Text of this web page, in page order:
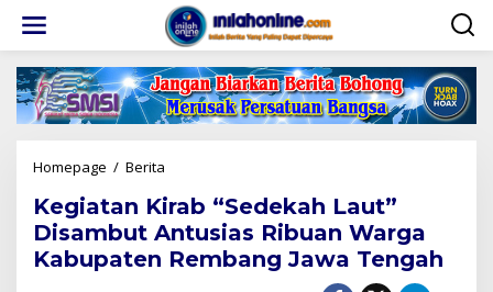
konten
Homepage / Berita
“Sedekah
Laut”
Disambut
Antusias
Kegiatan Kirab “Sedekah Laut”
Disambut Antusias Ribuan Warga
Kabupaten Rembang Jawa Tengah